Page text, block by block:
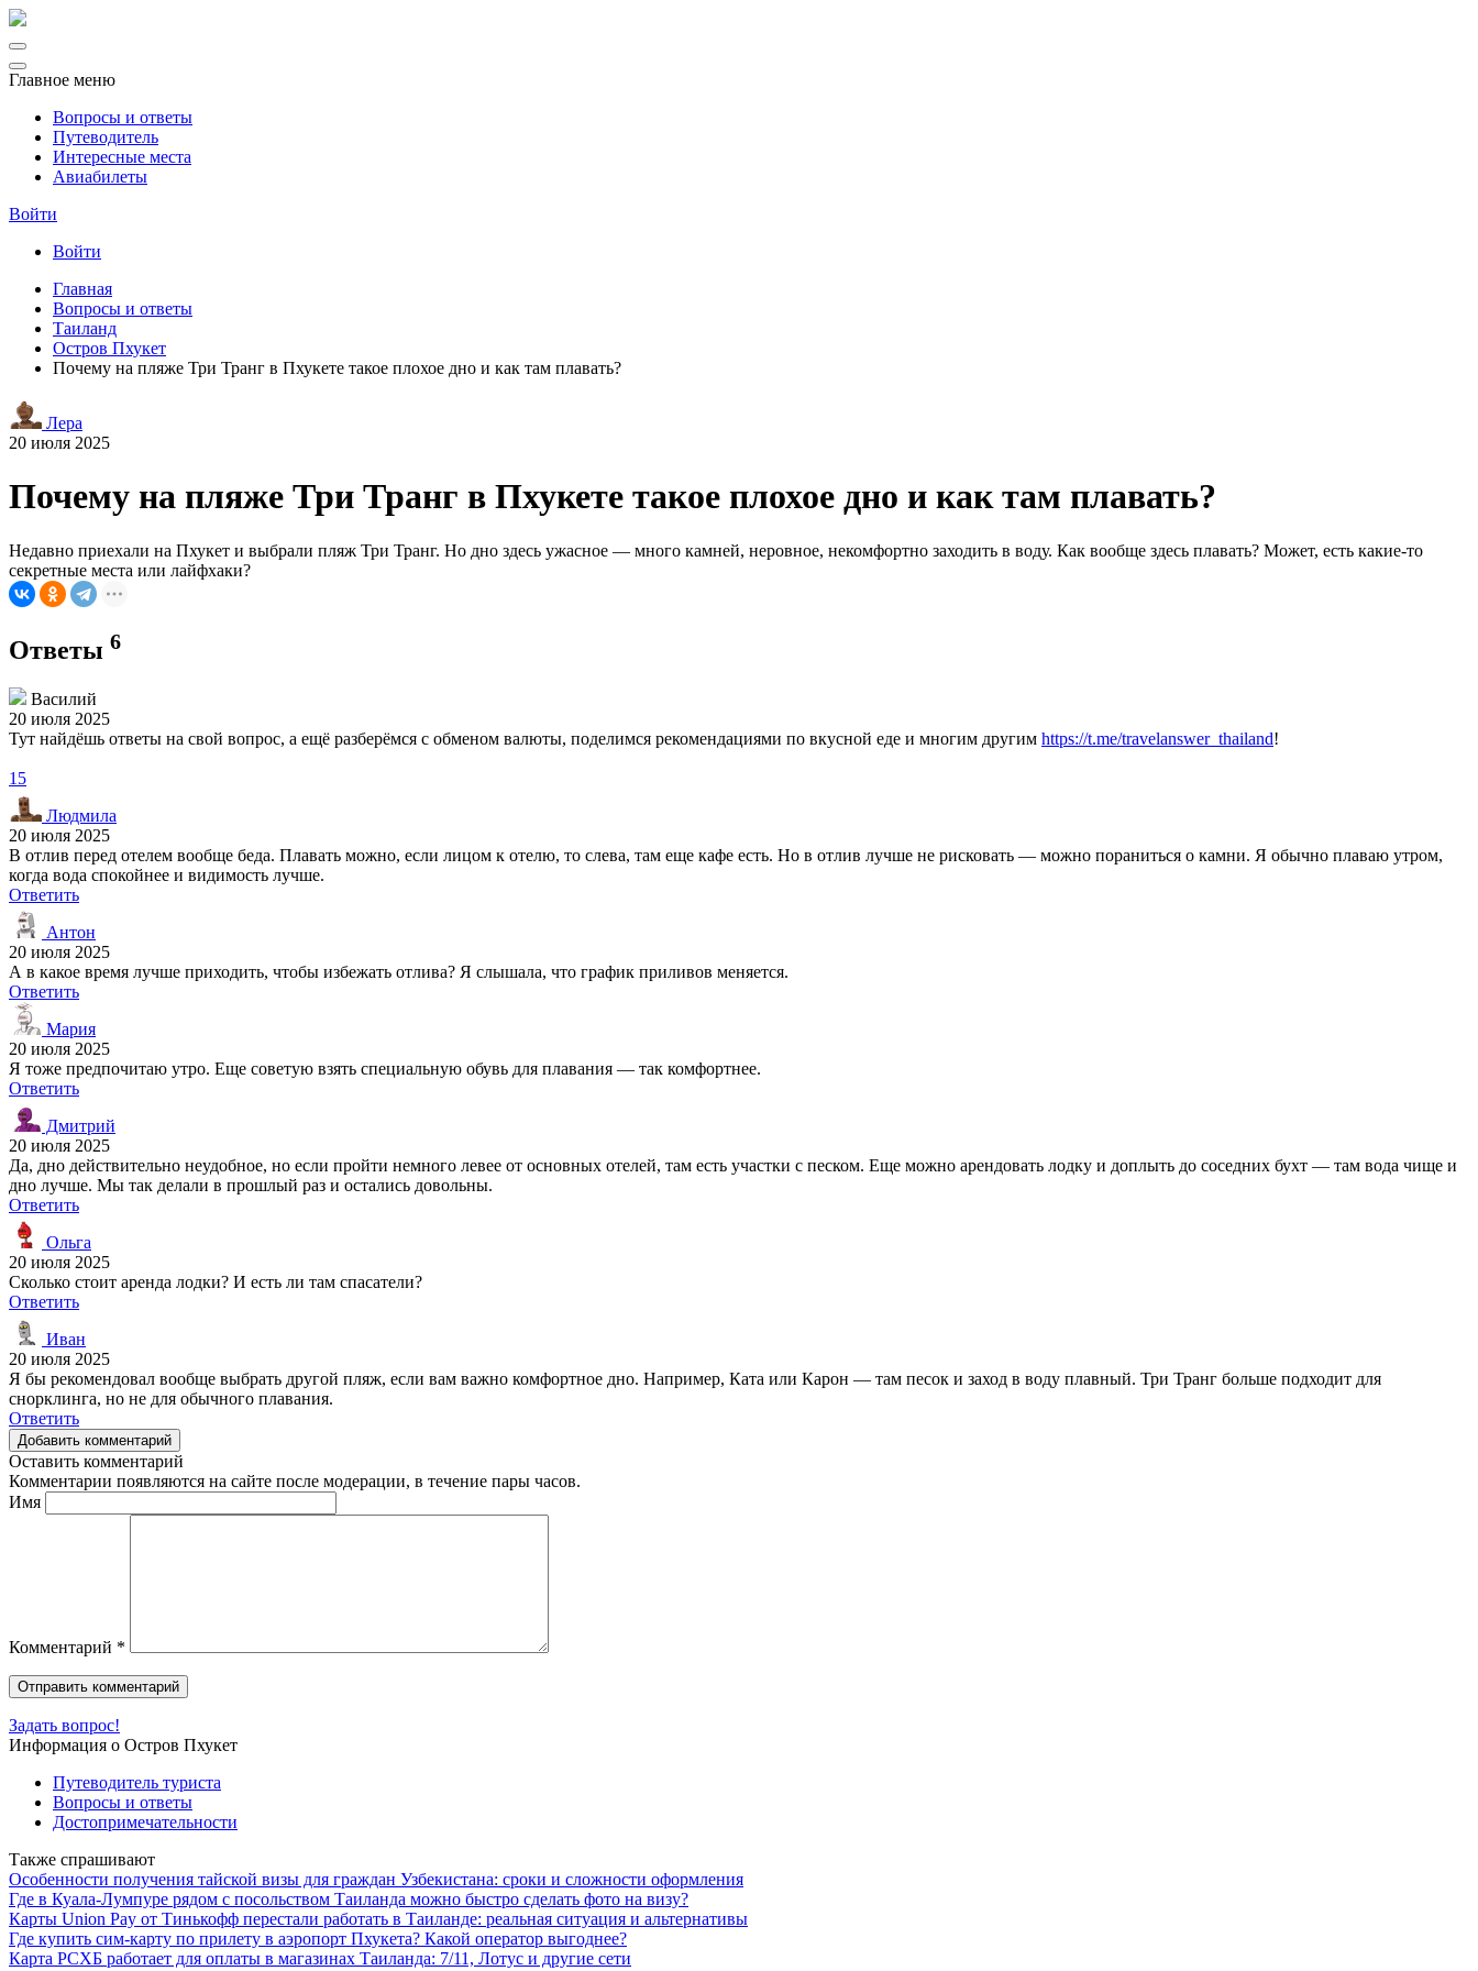
Главное меню
Вопросы и ответы
Путеводитель
Интересные места
Авиабилеты
Войти
Войти
Главная
Вопросы и ответы
Таиланд
Остров Пхукет
Почему на пляже Три Транг в Пхукете такое плохое дно и как там плавать?
Лера
20 июля 2025
Почему на пляже Три Транг в Пхукете такое плохое дно и как там плавать?
Недавно приехали на Пхукет и выбрали пляж Три Транг. Но дно здесь ужасное — много камней, неровное, некомфортно заходить в воду. Как вообще здесь плавать? Может, есть какие-то
секретные места или лайфхаки?
Ответы 6
Василий
20 июля 2025
Тут найдёшь ответы на свой вопрос, а ещё разберёмся с обменом валюты, поделимся рекомендациями по вкусной еде и многим другим https://t.me/travelanswer_thailand!
15
Людмила
20 июля 2025
В отлив перед отелем вообще беда. Плавать можно, если лицом к отелю, то слева, там еще кафе есть. Но в отлив лучше не рисковать — можно пораниться о камни. Я обычно плаваю утром,
когда вода спокойнее и видимость лучше.
Ответить
Антон
20 июля 2025
А в какое время лучше приходить, чтобы избежать отлива? Я слышала, что график приливов меняется.
Ответить
Мария
20 июля 2025
Я тоже предпочитаю утро. Еще советую взять специальную обувь для плавания — так комфортнее.
Ответить
Дмитрий
20 июля 2025
Да, дно действительно неудобное, но если пройти немного левее от основных отелей, там есть участки с песком. Еще можно арендовать лодку и доплыть до соседних бухт — там вода чище и
дно лучше. Мы так делали в прошлый раз и остались довольны.
Ответить
Ольга
20 июля 2025
Сколько стоит аренда лодки? И есть ли там спасатели?
Ответить
Иван
20 июля 2025
Я бы рекомендовал вообще выбрать другой пляж, если вам важно комфортное дно. Например, Ката или Карон — там песок и заход в воду плавный. Три Транг больше подходит для
снорклинга, но не для обычного плавания.
Ответить
Добавить комментарий
Оставить комментарий
Комментарии появляются на сайте после модерации, в течение пары часов.
Имя
Комментарий *
Задать вопрос!
Информация о Остров Пхукет
Путеводитель туриста
Вопросы и ответы
Достопримечательности
Также спрашивают
Особенности получения тайской визы для граждан Узбекистана: сроки и сложности оформления
Где в Куала-Лумпуре рядом с посольством Таиланда можно быстро сделать фото на визу?
Карты Union Pay от Тинькофф перестали работать в Таиланде: реальная ситуация и альтернативы
Где купить сим-карту по прилету в аэропорт Пхукета? Какой оператор выгоднее?
Карта РСХБ работает для оплаты в магазинах Таиланда: 7/11, Лотус и другие сети